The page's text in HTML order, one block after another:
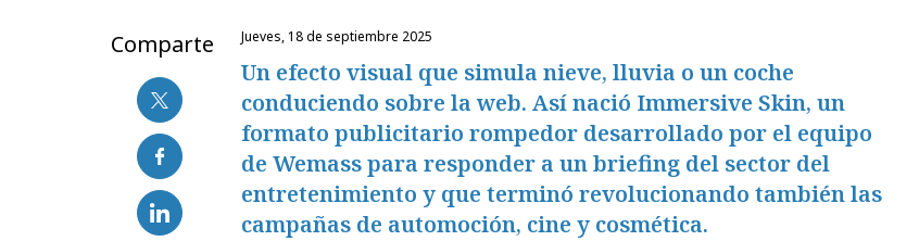
Comparte jueves, 18 de septiembre 2025
Un efecto visual que simula nieve, lluvia o un coche
conduciendo sobre la web. Así nació Immersive Skin, un
formato publicitario rompedor desarrollado por el equipo
de Wemass para responder a un briefing del sector del
entretenimiento y que terminó revolucionando también las
campañas de automoción, cine y cosmética.